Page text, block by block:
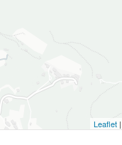
Leaflet